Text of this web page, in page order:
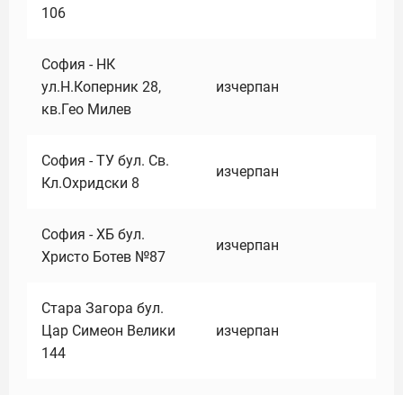
106
София - НК
ул.Н.Коперник 28,
кв.Гео Милев
изчерпан
София - ТУ бул. Св.
Кл.Охридски 8
изчерпан
София - ХБ бул.
Христо Ботев №87
изчерпан
Стара Загора бул.
Цар Симеон Велики
144
изчерпан